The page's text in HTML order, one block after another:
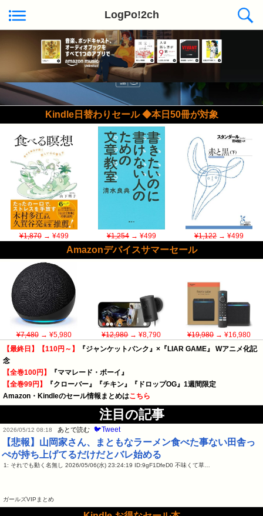
LogPo!2ch
Kindle日替わりセール ◆本日50冊が対象
¥1,870→ ¥499 ¥1,254→ ¥499 ¥1,122→ ¥499
Amazonデバイスサマーセール
¥7,480→ ¥5,980 ¥12,980→ ¥8,790 ¥19,980→ ¥16,980
【最終日】【110円～】
『ジャンケットバンク』×『LIAR GAME』 Wアニメ化記
念
【全巻100円】
『ママレード・ボーイ』
【全巻99円】
『クローバー』『チキン』『ドロップOG』1週間限定
Amazon・Kindleのセール情報まとめはこちら
注目の記事
2026/05/12 08:18 あとで読む 🐦Tweet
【悲報】山岡家さん、まともなラーメン食べた事ない田舎っ
ぺが持ち上げてるだけだとバレ始める
1: それでも動く名無し 2026/05/06(水) 23:24:19 ID:9gF1DfeD0 不味くて草…
ガールズVIPまとめ